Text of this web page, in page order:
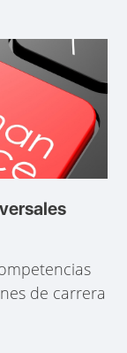
de carrera